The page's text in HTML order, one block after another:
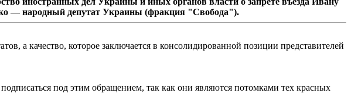
— народный депутат Украины (фракция "Свобода").
а качество, которое заключается в консолидированной позиции представителей
под этим обращением, так как они являются потомками тех красных